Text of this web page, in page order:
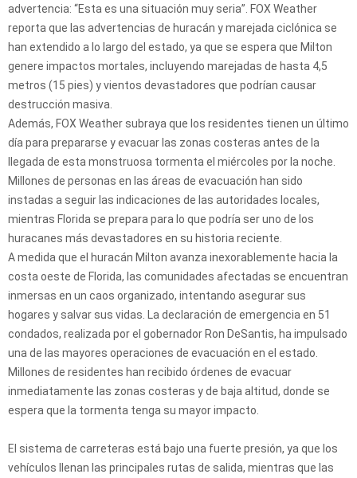
advertencia: “Esta es una situación muy seria”. FOX Weather
reporta que las advertencias de huracán y marejada ciclónica se
han extendido a lo largo del estado, ya que se espera que Milton
genere impactos mortales, incluyendo marejadas de hasta 4,5
metros (15 pies) y vientos devastadores que podrían causar
destrucción masiva.
Además, FOX Weather subraya que los residentes tienen un último
día para prepararse y evacuar las zonas costeras antes de la
llegada de esta monstruosa tormenta el miércoles por la noche.
Millones de personas en las áreas de evacuación han sido
instadas a seguir las indicaciones de las autoridades locales,
mientras Florida se prepara para lo que podría ser uno de los
huracanes más devastadores en su historia reciente.
A medida que el huracán Milton avanza inexorablemente hacia la
costa oeste de Florida, las comunidades afectadas se encuentran
inmersas en un caos organizado, intentando asegurar sus
hogares y salvar sus vidas. La declaración de emergencia en 51
condados, realizada por el gobernador Ron DeSantis, ha impulsado
una de las mayores operaciones de evacuación en el estado.
Millones de residentes han recibido órdenes de evacuar
inmediatamente las zonas costeras y de baja altitud, donde se
espera que la tormenta tenga su mayor impacto.
El sistema de carreteras está bajo una fuerte presión, ya que los
vehículos llenan las principales rutas de salida, mientras que las